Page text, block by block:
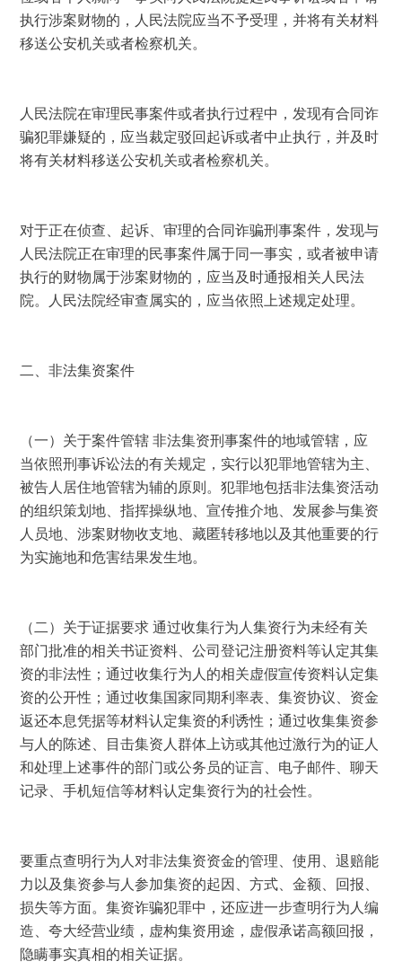
执行涉案财物的，人民法院应当不予受理，并将有关材料
移送公安机关或者检察机关。
人民法院在审理民事案件或者执行过程中，发现有合同诈
骗犯罪嫌疑的，应当裁定驳回起诉或者中止执行，并及时
将有关材料移送公安机关或者检察机关。
对于正在侦查、起诉、审理的合同诈骗刑事案件，发现与
人民法院正在审理的民事案件属于同一事实，或者被申请
执行的财物属于涉案财物的，应当及时通报相关人民法
院。人民法院经审查属实的，应当依照上述规定处理。
二、非法集资案件
（一）关于案件管辖 非法集资刑事案件的地域管辖，应
当依照刑事诉讼法的有关规定，实行以犯罪地管辖为主、
被告人居住地管辖为辅的原则。犯罪地包括非法集资活动
的组织策划地、指挥操纵地、宣传推介地、发展参与集资
人员地、涉案财物收支地、藏匿转移地以及其他重要的行
为实施地和危害结果发生地。
（二）关于证据要求 通过收集行为人集资行为未经有关
部门批准的相关书证资料、公司登记注册资料等认定其集
资的非法性；通过收集行为人的相关虚假宣传资料认定集
资的公开性；通过收集国家同期利率表、集资协议、资金
返还本息凭据等材料认定集资的利诱性；通过收集集资参
与人的陈述、目击集资人群体上访或其他过激行为的证人
和处理上述事件的部门或公务员的证言、电子邮件、聊天
记录、手机短信等材料认定集资行为的社会性。
要重点查明行为人对非法集资资金的管理、使用、退赔能
力以及集资参与人参加集资的起因、方式、金额、回报、
损失等方面。集资诈骗犯罪中，还应进一步查明行为人编
造、夸大经营业绩，虚构集资用途，虚假承诺高额回报，
隐瞒事实真相的相关证据。